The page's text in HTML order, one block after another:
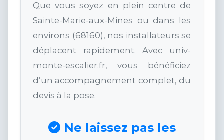
Que vous soyez en plein centre de
Sainte-Marie-aux-Mines ou dans les
environs (68160), nos installateurs se
déplacent rapidement. Avec univ-
monte-escalier.fr, vous bénéficiez
d’un accompagnement complet, du
devis à la pose.
Ne laissez pas les